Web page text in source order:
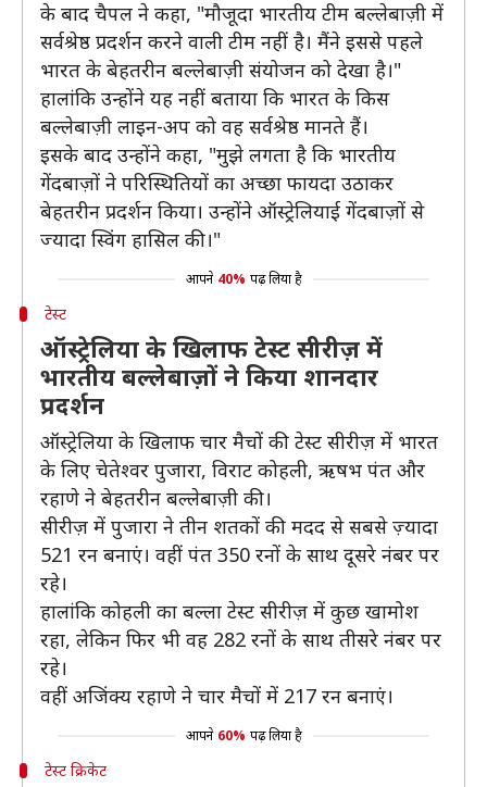
के बाद चैपल ने कहा, "मौजूदा भारतीय टीम बल्लेबाज़ी में
सर्वश्रेष्ठ प्रदर्शन करने वाली टीम नहीं है। मैंने इससे पहले
भारत के बेहतरीन बल्लेबाज़ी संयोजन को देखा है।"
हालांकि उन्होंने यह नहीं बताया कि भारत के किस
बल्लेबाज़ी लाइन-अप को वह सर्वश्रेष्ठ मानते हैं।
इसके बाद उन्होंने कहा, "मुझे लगता है कि भारतीय
गेंदबाज़ों ने परिस्थितियों का अच्छा फायदा उठाकर
बेहतरीन प्रदर्शन किया। उन्होंने ऑस्ट्रेलियाई गेंदबाज़ों से
ज्यादा स्विंग हासिल की।"
आपने 40% पढ़ लिया है
टेस्ट
ऑस्ट्रेलिया के खिलाफ टेस्ट सीरीज़ में
भारतीय बल्लेबाज़ों ने किया शानदार
प्रदर्शन
ऑस्ट्रेलिया के खिलाफ चार मैचों की टेस्ट सीरीज़ में भारत
के लिए चेतेश्वर पुजारा, विराट कोहली, ऋषभ पंत और
रहाणे ने बेहतरीन बल्लेबाज़ी की।
सीरीज़ में पुजारा ने तीन शतकों की मदद से सबसे ज़्यादा
521 रन बनाएं। वहीं पंत 350 रनों के साथ दूसरे नंबर पर
रहे।
हालांकि कोहली का बल्ला टेस्ट सीरीज़ में कुछ खामोश
रहा, लेकिन फिर भी वह 282 रनों के साथ तीसरे नंबर पर
रहे।
वहीं अजिंक्य रहाणे ने चार मैचों में 217 रन बनाएं।
आपने 60% पढ़ लिया है
टेस्ट क्रिकेट